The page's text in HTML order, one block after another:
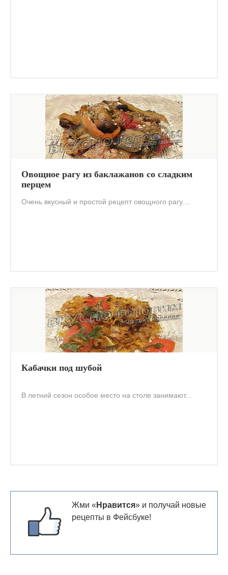
Овощное рагу из баклажанов со сладким
перцем
Очень вкусный и простой рецепт овощного рагу....
Кабачки под шубой
В летний сезон особое место на столе занимают...
Жми « Нравится» и получай новые
рецепты в Фейсбуке!